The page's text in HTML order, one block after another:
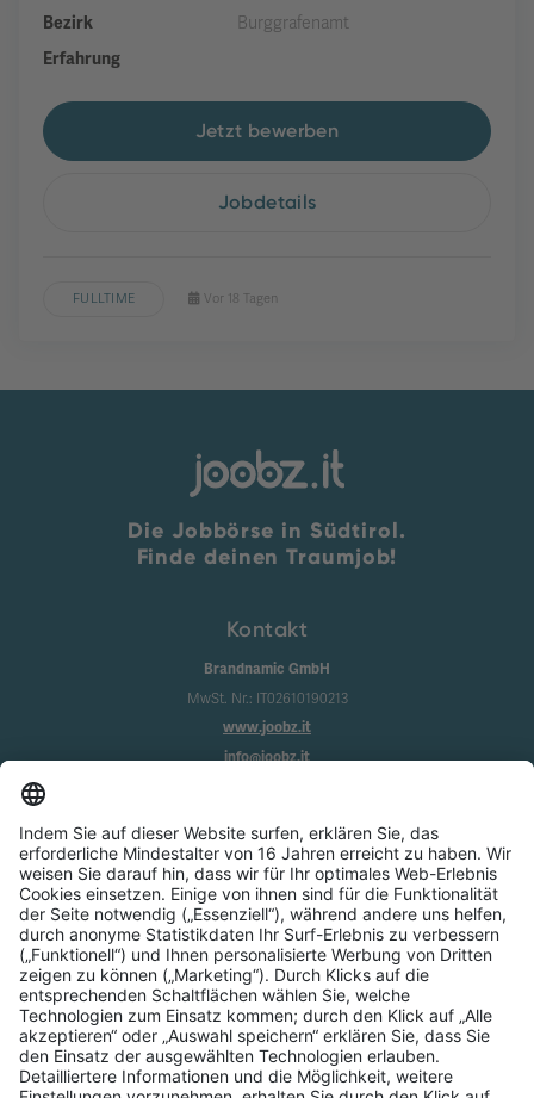
Bezirk
Burggrafenamt
Erfahrung
Jetzt bewerben
Jobdetails
FULLTIME Vor 18 Tagen
Die Jobbörse in Südtirol.
Finde deinen Traumjob!
Kontakt
Brandnamic GmbH
MwSt. Nr.: IT02610190213
www.joobz.it
info@joobz.it
Impressum
Datenschutz
AGB
Cookie-Einstellungen
Service
Über uns
Login
Registrierung